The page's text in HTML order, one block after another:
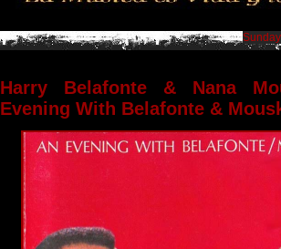
Harry Belafonte & Nana
Evening With Belafonte &